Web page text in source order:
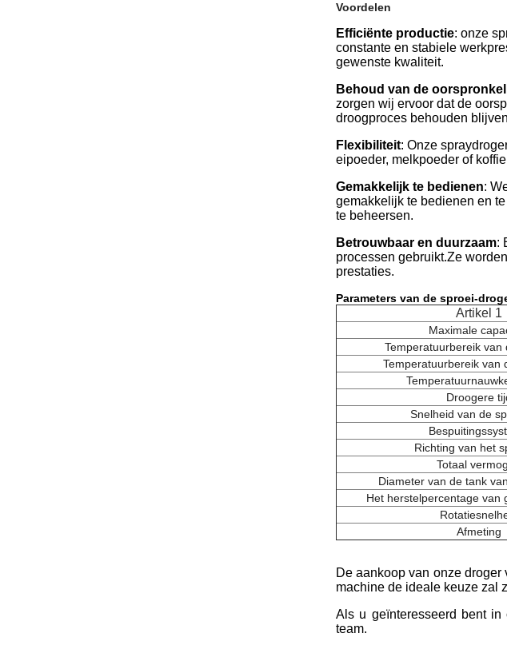
Voordelen
Efficiënte productie: onze
constante en stabiele
gewenste kwaliteit.
Behoud van de
zorgen wij ervoor dat de
droogproces behouden
Flexibiliteit: Onze
eipoeder, melkpoeder of
Gemakkelijk te bedienen:
gemakkelijk te bedienen en
te beheersen.
Betrouwbaar en duurzaam:
processen gebruikt.Ze
prestaties.
Parameters van de sproei-
Artikel 1
Maximale
Temperatuurbereik van
Temperatuurbereik van
Droogere
Snelheid van de
Richting van het
Totaal
Diameter van de tank
Het herstelpercentage van
Afmeting
De aankoop van onze
machine de ideale keuze zal
Als u geïnteresseerd bent in
team.